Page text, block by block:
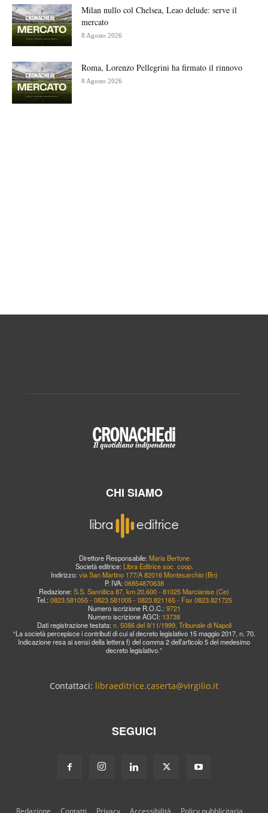
Milan nullo col Chelsea, Leao delude: serve il
mercato
8 Agosto 2026
Roma, Lorenzo Pellegrini ha firmato il rinnovo
8 Agosto 2026
CHI SIAMO
Direttore Responsabile: Maria Bertone
Società editrice: Libra Editrice soc. coop.
Indirizzo: via San Martino 177/A 82016 Montesarchio (Bn)
P. IVA: 06854870638
Redazione: S.S. Sannitica 87, km 20,600 - 81025 Marcianise (Ce)
Tel.: 0823.581055 - 0823.581005 - 0823.821165 - Fax 0823.821725
Numero iscrizione R.O.C.: 9721
Numero iscrizione AGCI: 13738
Dati registrazione testata: n. 5086 del 9/11/1999, Tribunale di Napoli
“La società percepisce i contributi di cui al decreto legislativo 15 maggio 2017, n. 70.
Indicazione resa ai sensi della lettera f) del comma 2 dell’articolo 5 del medesimo
decreto legislativo.”
Contattaci: libraeditrice.caserta@virgilio.it
SEGUICI